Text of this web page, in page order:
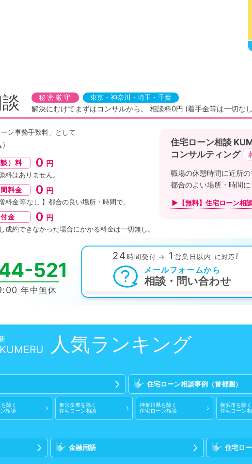
秘密厳守 東京・神奈川・埼玉・千葉
解決にむけてまずはコンサルから。 相談料0円 (着手金等は一切な
住宅ローン相談
コンサルティング
職場の休憩時間に近所
都合のよい場所・時間
▶【無料】住宅ローン相談
ン事務手数料」として
）料 ０ 円
料はありません。
料金 ０ 円
料金等なし 】都合の良い場所・時間で。
金 ０ 円
成約できなかった場合にかかる料金は一切無し。
521
年中無休
24 時間 受付 → 1 営業日以内 に対応!
メールフォームから
相談・問い合わせ
人気ランキング
住宅ローン相談事例 （首都圏）
を除く
相談
東京多摩を除く
住宅ローン相談
神奈川県を除く
住宅ローン相談
横浜市を除く
住宅ローン
金融用語 住宅ロ